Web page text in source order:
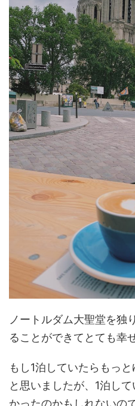
ノートルダム大聖堂を独
ることができてとても幸
もし1泊していたらもっ
と思いましたが、1泊し
かったのかもしれないの